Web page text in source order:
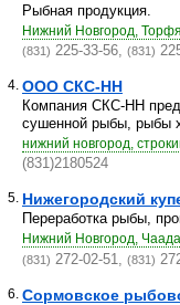
Рыбная продукция.
Нижний Новгород,
(831) 225-33-56, (831)
4. ООО СКС-НН
Компания СКС-НН
сушенной рыбы, рыбы
нижний новгород,
(831)2180524
5. Нижегородский
Переработка рыбы,
Нижний Новгород,
(831) 272-02-51, (831)
6. Сормовское